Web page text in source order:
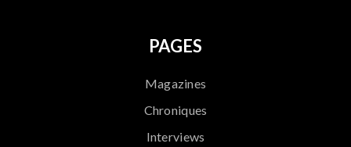
PAGES
Magazines
Chroniques
Interviews